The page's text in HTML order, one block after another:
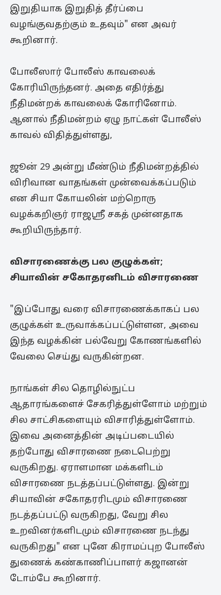
இறுதியாக இறுதித் தீர்ப்பை
வழங்குவதற்கும் உதவும்" என அவர்
கூறினார்.
போலீஸார் போலீஸ் காவலைக்
கோரியிருந்தனர். அதை எதிர்த்து
நீதிமன்றக் காவலைக் கோரினோம்.
ஆனால் நீதிமன்றம் ஏழு நாட்கள் போலீஸ்
காவல் விதித்துள்ளது,
ஜூன் 29 அன்று மீண்டும் நீதிமன்றத்தில்
விரிவான வாதங்கள் முன்வைக்கப்படும்
என சியா கோயலின் மற்றொரு
வழக்கறிஞர் ராஜஸ்ரீ சகத் முன்னதாக
கூறியிருந்தார்.
விசாரணைக்கு பல குழுக்கள்;
சியாவின் சகோதரனிடம் விசாரணை
"இப்போது வரை விசாரணைக்காகப் பல
குழுக்கள் உருவாக்கப்பட்டுள்ளன, அவை
இந்த வழக்கின் பல்வேறு கோணங்களில்
வேலை செய்து வருகின்றன.
நாங்கள் சில தொழில்நுட்ப
ஆதாரங்களைச் சேகரித்துள்ளோம் மற்றும்
சில சாட்சிகளையும் விசாரித்துள்ளோம்.
இவை அனைத்தின் அடிப்படையில்
தற்போது விசாரணை நடைபெற்று
வருகிறது. ஏராளமான மக்களிடம்
விசாரணை நடத்தப்பட்டுள்ளது. இன்று
சியாவின் சகோதரரிடமும் விசாரணை
நடத்தப்பட்டு வருகிறது, வேறு சில
உறவினர்களிடமும் விசாரணை நடந்து
வருகிறது" என புனே கிராமப்புற போலீஸ்
துணைக் கண்காணிப்பாளர் கஜானன்
டோம்பே கூறினார்.